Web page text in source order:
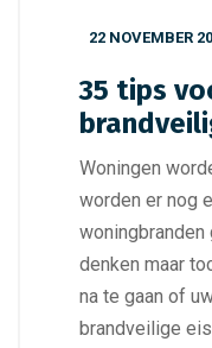
22 NOVEMBER
35 tips
Woningen
worden er nog
woningbranden
denken maar
na te gaan of
brandveilige